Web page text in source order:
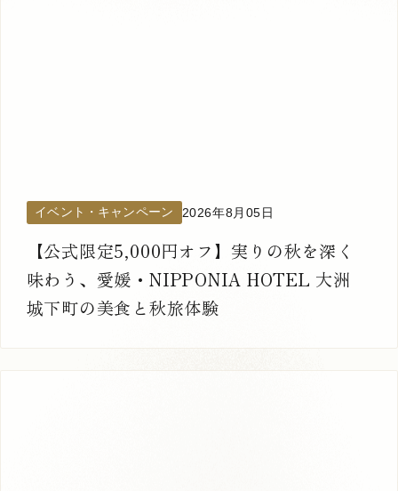
イベント・キャンペーン 2026年8月05日
【公式限定5,000円オフ】実りの秋を深く
味わう、愛媛・NIPPONIA HOTEL 大洲
城下町の美食と秋旅体験